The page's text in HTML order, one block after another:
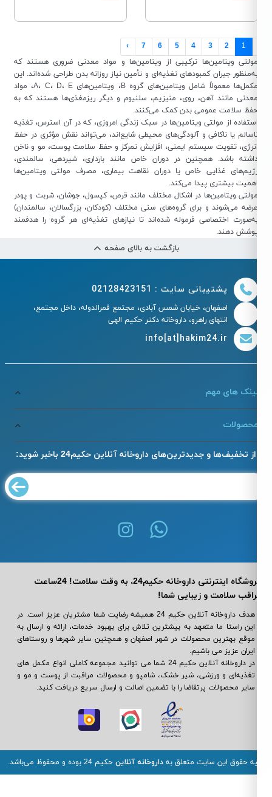
2
3
4
5
6
7
›
ویتامین‌ها ترکیبی از ویتامین‌ها و مواد معدنی ضروری هستند که
جبران کمبودهای تغذیه‌ای و تأمین نیاز روزانه بدن طراحی شده‌اند. این
مکمل‌ها معمولاً شامل ویتامین‌های گروه B، ویتامین‌های A، C، D، E، مواد
مانند آهن، روی، منیزیم، سلنیوم و دیگر ریزمغذی‌ها هستند که به
سلامت عمومی بدن کمک می‌کنند.
از مولتی ویتامین‌ها در سبک زندگی امروزی، که در آن استرس، تغذیه
یا ناکافی و آلودگی‌های محیطی شایع‌اند، می‌تواند نقش مؤثری در حفظ
تقویت سیستم ایمنی، افزایش تمرکز و حفظ سلامت پوست، مو و ناخن
باشد. همچنین در دوران خاص مانند بارداری، شیردهی، سالمندی،
غذایی خاص یا دوران نقاهت بیماری، مصرف مولتی ویتامین‌ها
بیشتری پیدا می‌کند.
ویتامین‌ها در اشکال مختلف مانند قرص، کپسول، جوشان، شربت و پودر
می‌شوند و برای گروه‌های سنی مختلف (کودکان، بزرگسالان، سالمندان)
اختصاصی فرموله شده‌اند تا نیازهای تغذیه‌ای هر گروه را هدفمند
دهند.
بازگشت به بالای صفحه
پشتیبانی سایت : 02128423151
اصفهان، خیابان شمس آبادی، مجتمع قمرالدوله، داخل مجتمع،
انتهای راهرو، داروخانه دکتر حکیم الهی
info[at]hakim24.ir
های مهم
از تخفیف‌ها و جدیدترین‌های داروخانه آنلاین حکیم24 باخبر شوید:
فروشگاه اینترنتی داروخانه حکیم24، به وقت سلامت! 24ساعت
سلامت و زیبایی شما!
هدف داروخانه آنلاین حکیم 24 همیشه رضایت شما مشتریان عزیز است. در
این راستا ما متعهد به بیشترین تلاش برای بهبود خدمات، ارائه و ارسال به
موقع بهترین محصولات در شهر اصفهان و همچنین سایر شهرها و روستاهای
ایران عزیز می باشیم.
در داروخانه آنلاین حکیم 24 شما می ‌توانید مجموعه کاملی انواع مکمل‌ های
تغذیه‌ای و ورزشی، شیر خشک، شامپو و محصولات مراقبت از پوست و مو و
سایر محصولات پرتقاضا را با تضمین اصالت و ارسال سریع دریافت کنید.
حقوق این سایت متعلق بهداروخانه آنلاینحکیم 24 بوده و محفوظ می‌باشد.